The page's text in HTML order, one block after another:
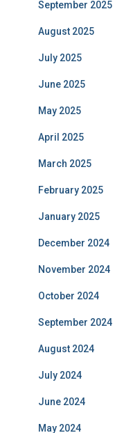
September 2025
August 2025
July 2025
June 2025
May 2025
April 2025
March 2025
February 2025
January 2025
December 2024
November 2024
October 2024
September 2024
August 2024
July 2024
June 2024
May 2024